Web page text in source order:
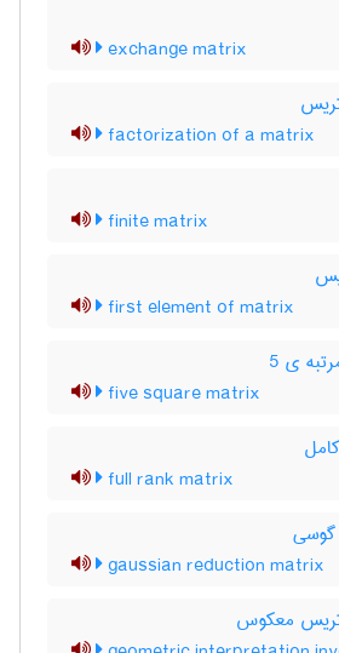
exchange matrix
factorization of a matrix
finite matrix
first element of matrix
ی 5
five square matrix
full rank matrix
gaussian reduction matrix
معکوس